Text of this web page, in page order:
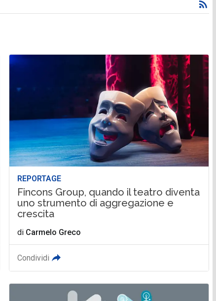
REPORTAGE
Fincons Group, quando il teatro diventa
uno strumento di aggregazione e
crescita
di Carmelo Greco
Condividi